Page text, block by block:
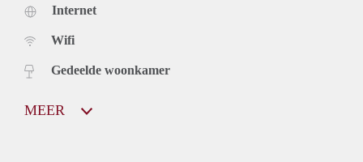
Internet
Wifi
Gedeelde woonkamer
MEER